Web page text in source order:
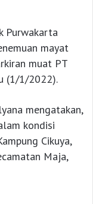
Purwakarta
mayat
muat PT
(1/1/2022).
mengatakan,
kondisi
Cikuya,
Maja,